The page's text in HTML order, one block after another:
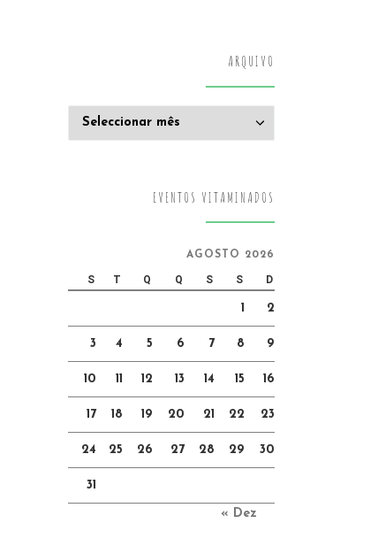
ARQUIVO
EVENTOS VITAMINADOS
AGOSTO 2026
S T Q Q S S D
1 2
3 4 5 6 7 8 9
10 11 12 13 14 15 16
17 18 19 20 21 22 23
24 25 26 27 28 29 30
31
« Dez